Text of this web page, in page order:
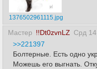
1376502961115.jpg
Мастер !!Dt0zvnLZ Срд 14
>>221397
Болтерные. Есть одно
Можешь его выгнать.